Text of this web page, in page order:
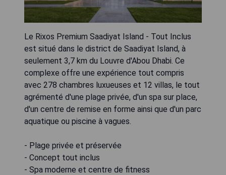
Le Rixos Premium Saadiyat Island - Tout Inclus
est situé dans le district de Saadiyat Island, à
seulement 3,7 km du Louvre d'Abou Dhabi. Ce
complexe offre une expérience tout compris
avec 278 chambres luxueuses et 12 villas, le tout
agrémenté d'une plage privée, d'un spa sur place,
d'un centre de remise en forme ainsi que d'un parc
aquatique ou piscine à vagues.
- Plage privée et préservée
- Concept tout inclus
- Spa moderne et centre de fitness